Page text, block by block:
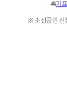
🚘기
※ 소상공인 신